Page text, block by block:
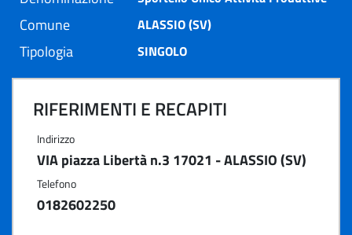
Comune ALASSIO (SV)
Tipologia SINGOLO
RIFERIMENTI E RECAPITI
Indirizzo
VIA piazza Libertà n.3 17021 - ALASSIO (SV)
Telefono
0182602250